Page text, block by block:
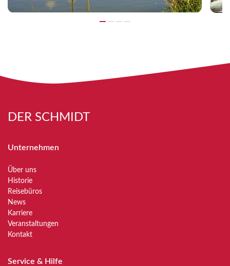
DER SCHMIDT
Unternehmen
Über uns
Historie
Reisebüros
News
Karriere
Veranstaltungen
Kontakt
Service & Hilfe